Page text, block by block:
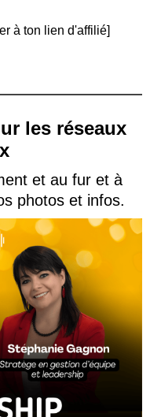
à ton lien d'affilié]
les réseaux
et au fur et à
photos et infos.